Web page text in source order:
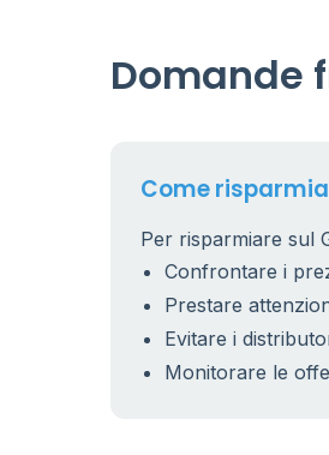
Domande
Come
Per risparmiare sul
Confrontare i
Prestare
Evitare i
Monitorare le